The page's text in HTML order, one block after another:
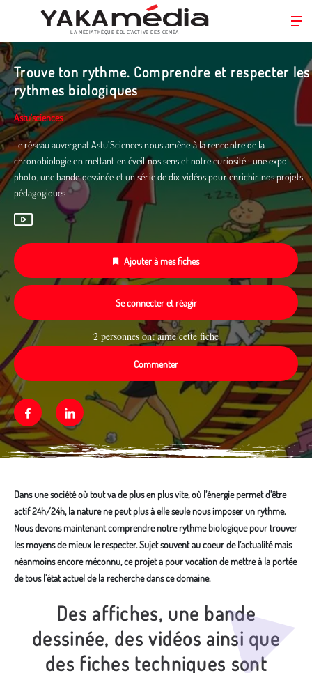
Aller
au
contenu
principal
LA MÉDIATHÈQUE ÉDUC’ACTIVE DES CEMÉA
Trouve ton rythme. Comprendre et respecter les
rythmes biologiques
Astu'sciences
Le réseau auvergnat Astu’Sciences nous amène à la rencontre de la
chronobiologie en mettant en éveil nos sens et notre curiosité : une expo
photo, une bande dessinée et un série de dix vidéos pour enrichir nos projets
pédagogiques
Ajouter à mes fiches
Se connecter et réagir
2 personnes ont aimé cette fiche
Commenter
FacebookLinkedin
Dans une société où tout va de plus en plus vite, où l’énergie permet d’être
actif 24h/24h, la nature ne peut plus à elle seule nous imposer un rythme.
Nous devons maintenant comprendre notre rythme biologique pour trouver
les moyens de mieux le respecter. Sujet souvent au coeur de l’actualité mais
néanmoins encore méconnu, ce projet a pour vocation de mettre à la portée
de tous l’état actuel de la recherche dans ce domaine.
Média secondaireDes affiches, une bande
dessinée, des vidéos ainsi que
des fiches techniques sont